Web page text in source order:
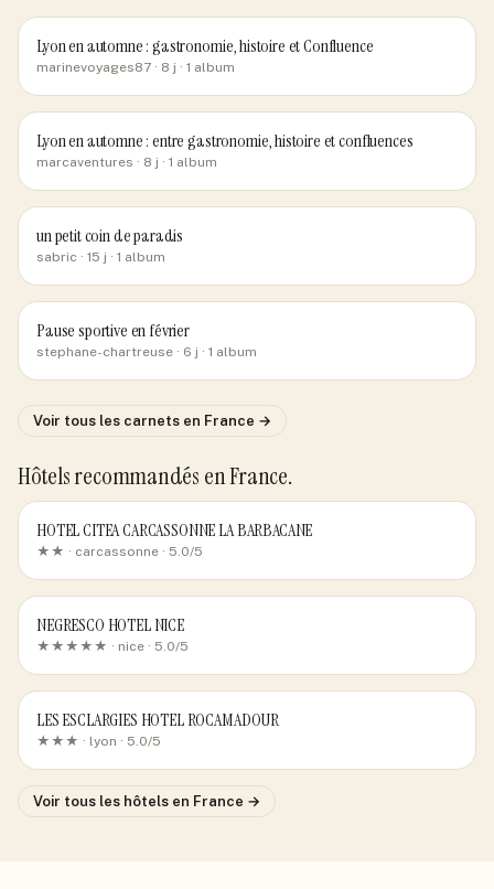
Lyon en automne : gastronomie, histoire et Confluence
marinevoyages87 · 8 j · 1 album
Lyon en automne : entre gastronomie, histoire et confluences
marcaventures · 8 j · 1 album
un petit coin de paradis
sabric · 15 j · 1 album
Pause sportive en février
stephane-chartreuse · 6 j · 1 album
Voir tous les carnets en France →
Hôtels recommandés en France.
HOTEL CITEA CARCASSONNE LA BARBACANE
★★ · carcassonne · 5.0/5
NEGRESCO HOTEL NICE
★★★★★ · nice · 5.0/5
LES ESCLARGIES HOTEL ROCAMADOUR
★★★ · lyon · 5.0/5
Voir tous les hôtels en France →